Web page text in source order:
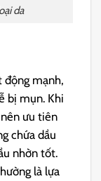
da
động mạnh,
bị mụn. Khi
ưu tiên
chứa dầu
nhờn tốt.
là lựa